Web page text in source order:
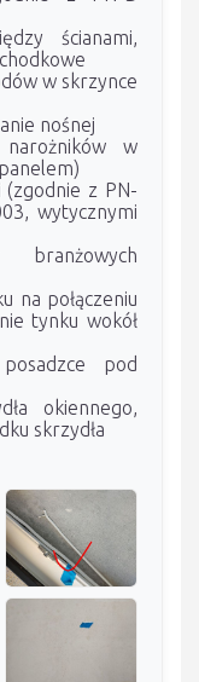
ścianami,
w skrzynce
nośnej
w
(zgodnie z PN-
wytycznymi
branżowych
na połączeniu
tynku wokół
pod
okiennego,
skrzydła